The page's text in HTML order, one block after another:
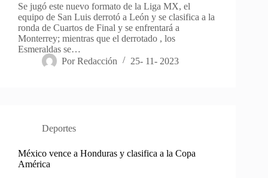
Se jugó este nuevo formato de la Liga MX, el
equipo de San Luis derrotó a León y se clasifica a la
ronda de Cuartos de Final y se enfrentará a
Monterrey; mientras que el derrotado , los
Esmeraldas se…
Por Redacción 25- 11- 2023
Deportes
México vence a Honduras y clasifica a la Copa
América